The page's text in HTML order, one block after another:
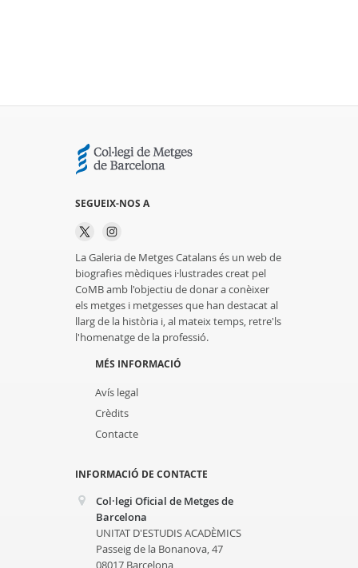
SEGUEIX-NOS A
La Galeria de Metges Catalans és un web de
biografies mèdiques i·lustrades creat pel
CoMB amb l'objectiu de donar a conèixer
els metges i metgesses que han destacat al
llarg de la història i, al mateix temps, retre'ls
l'homenatge de la professió.
MÉS INFORMACIÓ
Avís legal
Crèdits
Contacte
INFORMACIÓ DE CONTACTE
Col·legi Oficial de Metges de
Barcelona
UNITAT D'ESTUDIS ACADÈMICS
Passeig de la Bonanova, 47
08017 Barcelona